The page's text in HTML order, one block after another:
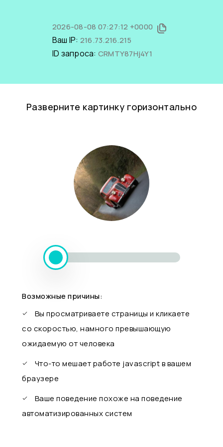
2026-08-08 07:27:12 +0000
Ваш IP: 216.73.216.215
ID запроса: CRMTY87Hj4Y1
Разверните картинку горизонтально
Возможные причины:
Вы просматриваете страницы и кликаете
со скоростью, намного превышающую
ожидаемую от человека
Что-то мешает работе javascript в вашем
браузере
Ваше поведение похоже на поведение
автоматизированных систем